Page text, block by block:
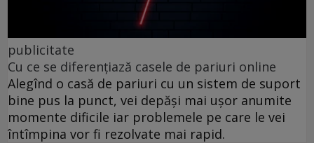
publicitate
Cu ce se diferențiază casele de pariuri online
Alegînd o casă de pariuri cu un sistem de suport
bine pus la punct, vei depăși mai ușor anumite
momente dificile iar problemele pe care le vei
întîmpina vor fi rezolvate mai rapid.